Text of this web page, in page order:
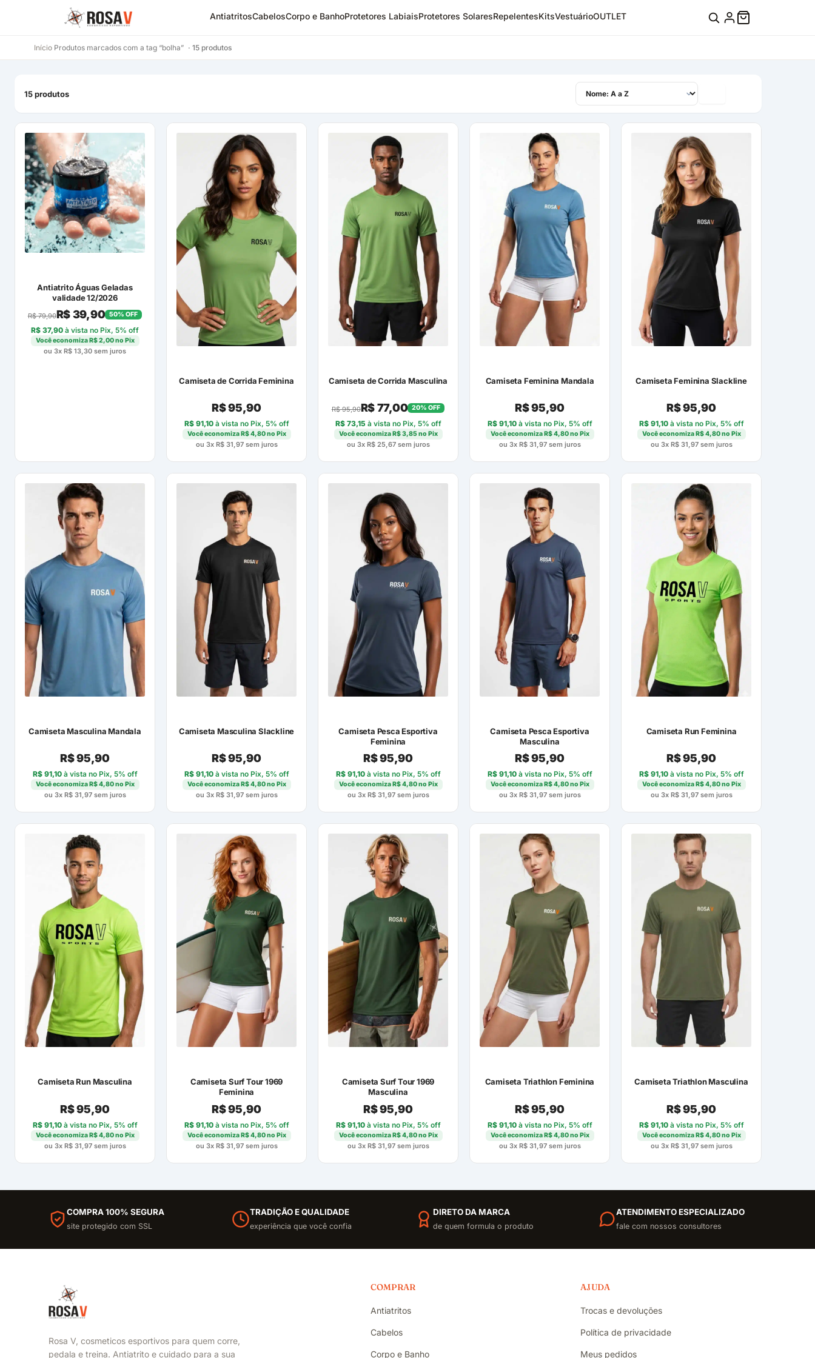
AntiatritosCabelosCorpo e BanhoProtetores LabiaisProtetores SolaresRepelentesKitsVestuárioOUTLET
Início Produtos marcados com a tag “bolha” · 15 produtos
15 produtos
Antiatrito Águas Geladas
validade 12/2026
R$79,90R$39,90 50% OFF
R$ 37,90 à vista no Pix, 5% off
Você economizaR$2,00no Pix
ou 3x R$ 13,30 sem juros
Camiseta de Corrida Feminina
R$95,90
R$91,10à vista no Pix, 5% off
Você economizaR$4,80no Pix
ou 3x R$31,97sem juros
Camiseta de Corrida Masculina
R$95,90R$77,00 20% OFF
R$73,15 à vista no Pix, 5% off
Você economizaR$3,85no Pix
ou 3x R$25,67sem juros
Camiseta Feminina Mandala
R$95,90
R$91,10à vista no Pix, 5% off
Você economizaR$4,80no Pix
ou 3x R$31,97sem juros
Camiseta Feminina Slackline
R$95,90
R$91,10à vista no Pix, 5% off
Você economizaR$4,80no Pix
ou 3x R$31,97sem juros
Camiseta Masculina Mandala
R$95,90
R$91,10à vista no Pix, 5% off
Você economizaR$4,80no Pix
ou 3x R$31,97sem juros
Camiseta Masculina Slackline
R$95,90
R$91,10à vista no Pix, 5% off
Você economizaR$4,80no Pix
ou 3x R$31,97sem juros
Camiseta Pesca Esportiva
Feminina
R$95,90
R$91,10à vista no Pix, 5% off
Você economizaR$4,80no Pix
ou 3x R$31,97sem juros
Camiseta Pesca Esportiva
Masculina
R$95,90
R$91,10à vista no Pix, 5% off
Você economizaR$4,80no Pix
ou 3x R$31,97sem juros
Camiseta Run Feminina
R$95,90
R$91,10à vista no Pix, 5% off
Você economizaR$4,80no Pix
ou 3x R$31,97sem juros
Camiseta Run Masculina
R$95,90
R$91,10à vista no Pix, 5% off
Você economizaR$4,80no Pix
ou 3x R$31,97sem juros
Camiseta Surf Tour 1969
Feminina
R$95,90
R$91,10à vista no Pix, 5% off
Você economizaR$4,80no Pix
ou 3x R$31,97sem juros
Camiseta Surf Tour 1969
Masculina
R$95,90
R$91,10à vista no Pix, 5% off
Você economizaR$4,80no Pix
ou 3x R$31,97sem juros
Camiseta Triathlon Feminina
R$95,90
R$91,10à vista no Pix, 5% off
Você economizaR$4,80no Pix
ou 3x R$31,97sem juros
Camiseta Triathlon Masculina
R$95,90
R$91,10à vista no Pix, 5% off
Você economizaR$4,80no Pix
ou 3x R$31,97sem juros
COMPRA 100% SEGURA
site protegido com SSL
TRADIÇÃO E QUALIDADE
experiência que você confia
DIRETO DA MARCA
de quem formula o produto
ATENDIMENTO ESPECIALIZADO
fale com nossos consultores
Rosa V, cosmeticos esportivos para quem corre,
pedala e treina. Antiatrito e cuidado para a sua
COMPRAR
Antiatritos
Cabelos
Corpo e Banho
AJUDA
Trocas e devoluções
Política de privacidade
Meus pedidos